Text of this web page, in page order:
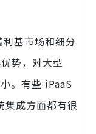
基市场和细分
势，对大型
。有些 iPaaS
集成方面都有很